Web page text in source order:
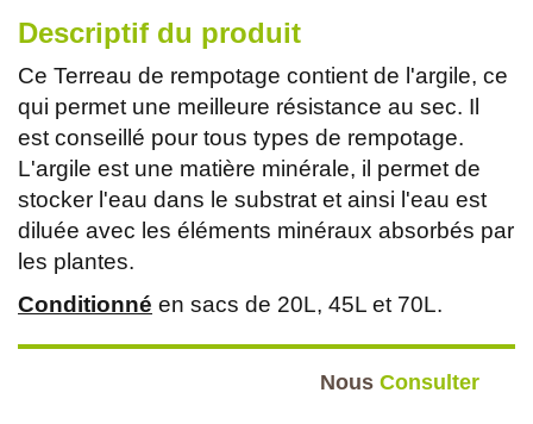
Descriptif du produit
Ce Terreau de rempotage contient de l'argile, ce
qui permet une meilleure résistance au sec. Il
est conseillé pour tous types de rempotage.
L'argile est une matière minérale, il permet de
stocker l'eau dans le substrat et ainsi l'eau est
diluée avec les éléments minéraux absorbés par
les plantes.
Conditionné en sacs de 20L, 45L et 70L.
Nous Consulter